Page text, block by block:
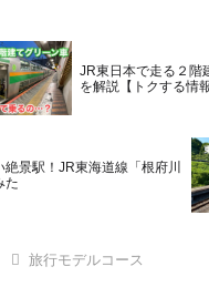
JR東日本で走る２階
を解説【トクする情
景駅！JR東海道線「根府川
た
旅行モデルコース